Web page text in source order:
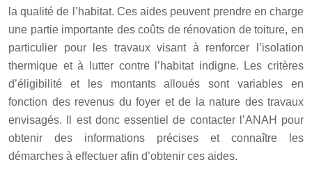
la qualité de l’habitat. Ces aides peuvent prendre en charge
une partie importante des coûts de rénovation de toiture, en
particulier pour les travaux visant à renforcer l’isolation
thermique et à lutter contre l’habitat indigne. Les critères
d’éligibilité et les montants alloués sont variables en
fonction des revenus du foyer et de la nature des travaux
envisagés. Il est donc essentiel de contacter l’ANAH pour
obtenir des informations précises et connaître les
démarches à effectuer afin d’obtenir ces aides.